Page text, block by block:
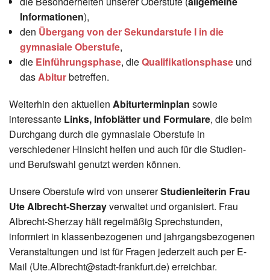
Instagram
Los
Informationen),
den Übergang von der Sekundarstufe I in die
gymnasiale Oberstufe,
die Einführungsphase, dieQualifikationsphase und
dasAbiturbetreffen.
Weiterhin den aktuellen Abiturterminplan sowie
interessante Links, Infoblätter und Formulare, die beim
Durchgang durch die gymnasiale Oberstufe in
verschiedener Hinsicht helfen und auch für die Studien-
und Berufswahl genutzt werden können.
Unsere Oberstufe wird von unsererStudienleiterin Frau
Ute Albrecht-Sherzayverwaltet und organisiert. Frau
Albrecht-Sherzay hält regelmäßig Sprechstunden,
informiert in klassenbezogenen und jahrgangsbezogenen
Veranstaltungen und ist für Fragen jederzeit auch per E-
Mail (Ute.Albrecht@stadt-frankfurt.de) erreichbar.